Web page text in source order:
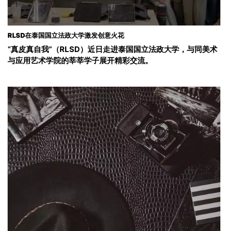
RLSD在泰国国立法政大学激发创意火花
“真皮真自我”（RLSD）近日走进泰国国立法政大学，与同美术
与应用艺术学院的莘莘学子展开精彩交流。